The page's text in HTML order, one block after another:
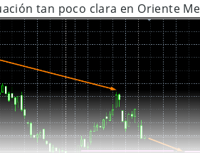
tan poco clara en Oriente